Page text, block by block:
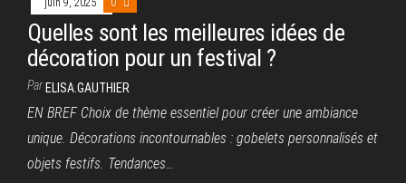
juin 9, 2025 0
Quelles sont les meilleures idées de
décoration pour un festival ?
Par ELISA.GAUTHIER
EN BREF Choix de thème essentiel pour créer une ambiance
unique. Décorations incontournables : gobelets personnalisés et
objets festifs. Tendances…